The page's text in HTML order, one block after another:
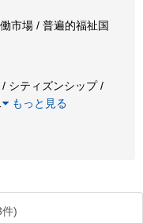
市場 / 普遍的福祉国
シティズンシップ /
もっと見る
件)